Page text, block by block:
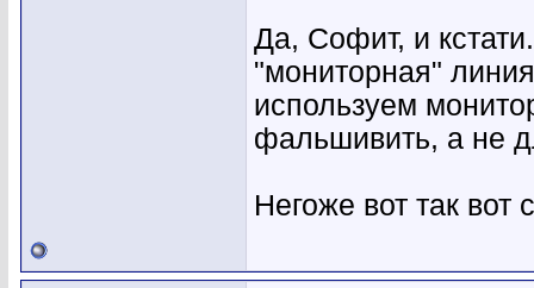
Да, Софит, и
"мониторная"
используем
фальшивить, а не
Негоже вот так вот